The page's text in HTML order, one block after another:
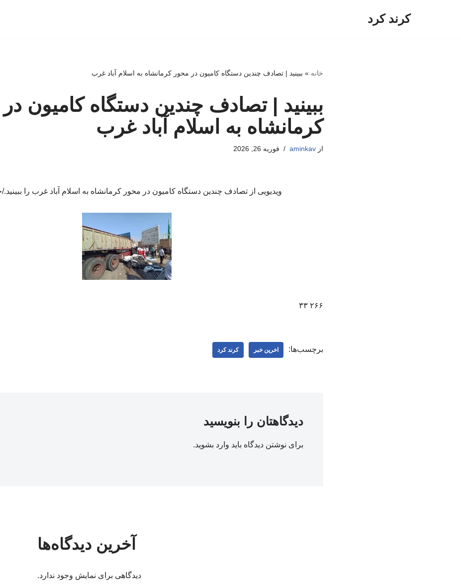
کرند کرد
خانه » ببینید |‌ تصادف چندین دستگاه کامیون در محور کرمانشاه به اسلام آباد غرب
ببینید |‌ تصادف چندین دستگاه کامیون
کرمانشاه به اسلام آباد غرب
ازaminkav فوریه 26, 2026
ویدیویی از تصادف چندین دستگاه کامیون در محور کرمانشاه به اسلام آباد غرب را
۲۶۶ ۳۳
برچسب‌ها: اخرین خبر کرند کرد
دیدگاهتان را بنویسید
برای نوشتن دیدگاه باید وارد بشوید.
آخرین دیدگاه‌ها
دیدگاهی برای نمایش وجود ندارد.